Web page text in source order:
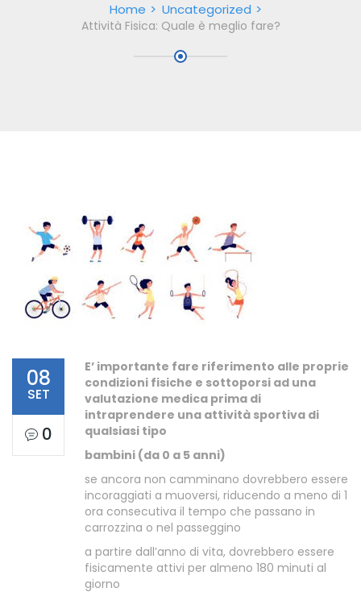
Home Uncategorized
Attività Fisica: Quale è meglio fare?
08
SET
0
E’ importante fare riferimento alle proprie
condizioni fisiche e sottoporsi ad una
valutazione medica prima di
intraprendere una attività sportiva di
qualsiasi tipo
bambini (da 0 a 5 anni)
se ancora non camminano dovrebbero essere
incoraggiati a muoversi, riducendo a meno di 1
ora consecutiva il tempo che passano in
carrozzina o nel passeggino
a partire dall’anno di vita, dovrebbero essere
fisicamente attivi per almeno 180 minuti al
giorno